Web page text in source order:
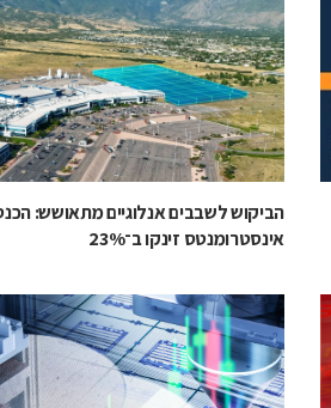
הביקוש לשבבים אנלוגיים מתאושש:
אינסטרומנטס זינקו ב־23%